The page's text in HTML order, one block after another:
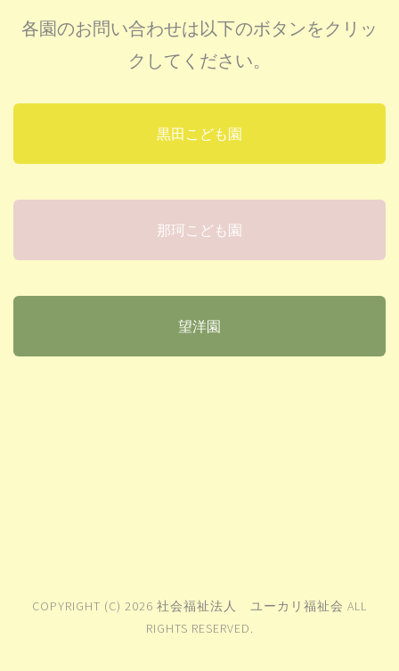
各園のお問い合わせは以下のボタンをクリッ
クしてください。
黒田こども園
那珂こども園
望洋園
COPYRIGHT (C) 2026 社会福祉法人 ユーカリ福祉会 ALL
RIGHTS RESERVED.